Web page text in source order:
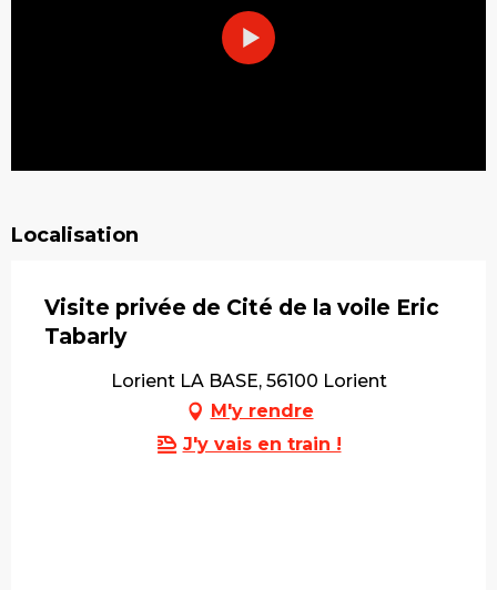
Localisation
Visite privée de Cité de la voile Eric
Tabarly
Lorient LA BASE, 56100 Lorient
M'y rendre
J'y vais en train !